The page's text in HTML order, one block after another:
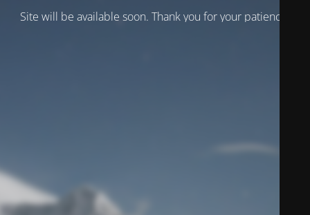
Site will be available soon. Thank you for your patience!